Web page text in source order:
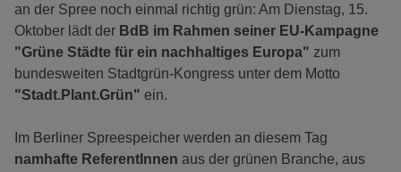
an der Spree noch einmal richtig grün: Am Dienstag, 15.
Oktober lädt der BdB im Rahmen seiner EU-Kampagne
"Grüne Städte für ein nachhaltiges Europa" zum
bundesweiten Stadtgrün-Kongress unter dem Motto
"Stadt.Plant.Grün" ein.
Im Berliner Spreespeicher werden an diesem Tag
namhafte ReferentInnen aus der grünen Branche, aus